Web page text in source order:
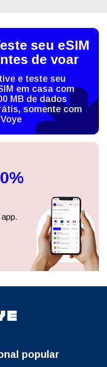
seu eSIM
de voar
e teste seu
em casa com
MB de dados
somente com
app.
popular